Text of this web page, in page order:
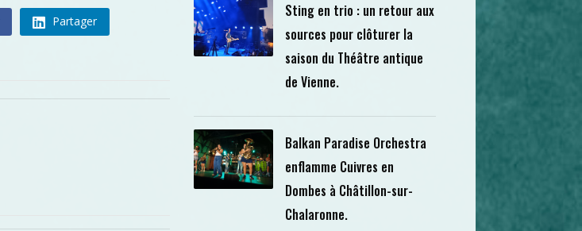
Partager
Sting en trio : un retour aux
sources pour clôturer la
saison du Théâtre antique
de Vienne.
Balkan Paradise Orchestra
enflamme Cuivres en
Dombes à Châtillon-sur-
Chalaronne.